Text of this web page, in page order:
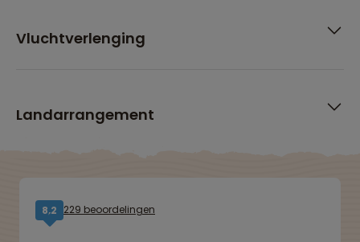
Vluchtverlenging
Landarrangement
8,2 229 beoordelingen